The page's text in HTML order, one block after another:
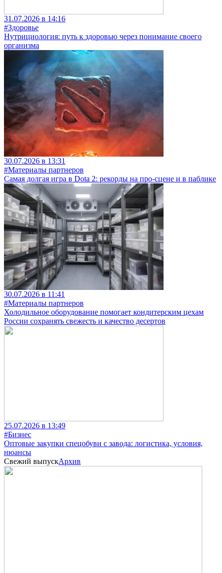
31.07.2026 в 14:16
#Здоровье
Нутрициология: путь к здоровью через понимание своего
организма
30.07.2026 в 13:31
#Материалы партнеров
Самая долгая игра в Dota 2: рекорды на про-сцене и в паблике
30.07.2026 в 11:41
#Материалы партнеров
Холодильное оборудование помогает кондитерским цехам
России сохранять свежесть и качество десертов
25.07.2026 в 13:49
#Бизнес
Оптовые закупки спецобуви с завода: логистика, условия,
нюансы
Свежий выпускАрхив